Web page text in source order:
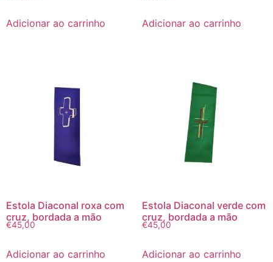
Adicionar ao carrinho Adicionar ao carrinho
Estola Diaconal roxa com
cruz, bordada a mão
€45,00
Adicionar ao carrinho
Estola Diaconal verde com
cruz, bordada a mão
€45,00
Adicionar ao carrinho